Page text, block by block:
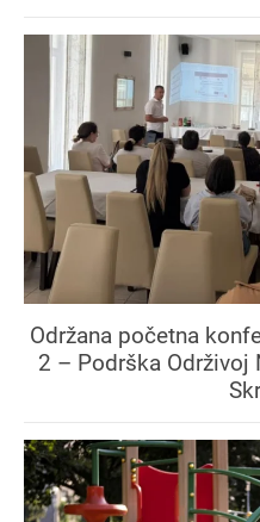
Održana početna
2 – Podrška